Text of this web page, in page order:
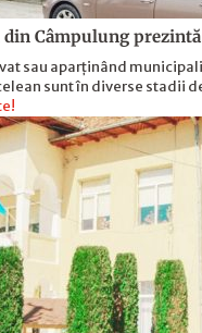
din Câmpulung
sau aparținând
sunt în diverse stadii